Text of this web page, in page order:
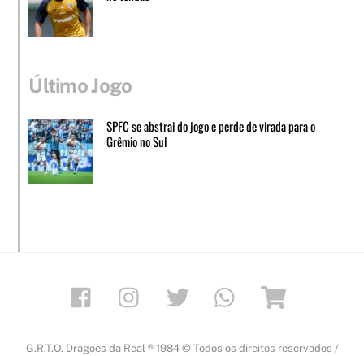
Último Jogo
SPFC se abstrai do jogo e perde de virada para o
Grêmio no Sul
Facebook Instagram Twitter Whatsapp
G.R.T.O. Dragões da Real ® 1984 © Todos os direitos reservados /